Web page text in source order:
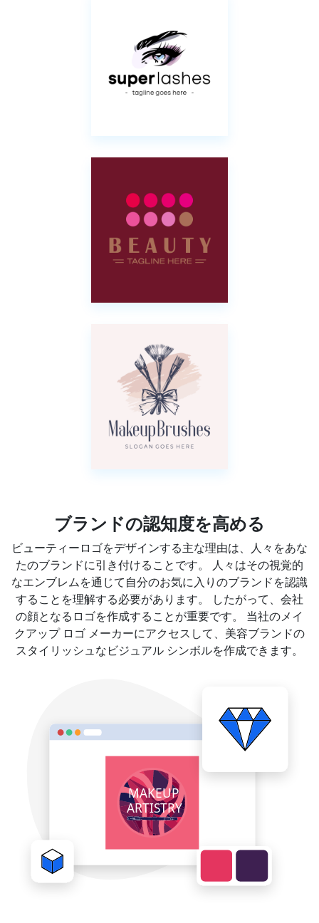
ブランドの認知度を高める
ビューティーロゴをデザインする主な理由は、人々をあな
たのブランドに引き付けることです。 人々はその視覚的
なエンブレムを通じて自分のお気に入りのブランドを認識
することを理解する必要があります。 したがって、会社
の顔となるロゴを作成することが重要です。 当社のメイ
クアップ ロゴ メーカーにアクセスして、美容ブランドの
スタイリッシュなビジュアル シンボルを作成できます。